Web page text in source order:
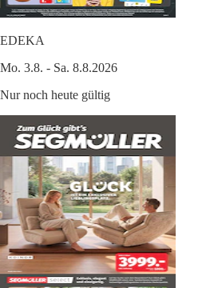
EDEKA
Mo. 3.8. - Sa. 8.8.2026
Nur noch heute gültig